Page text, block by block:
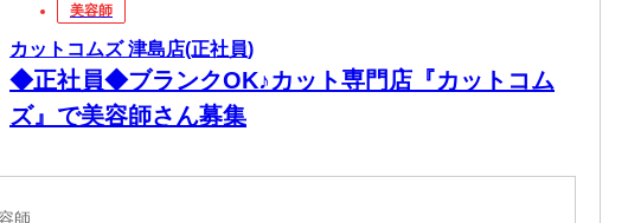
美容師
カットコムズ 津島店(正社員)
◆正社員◆ブランクOK♪カット専門店『カットコム
ズ』で美容師さん募集
師